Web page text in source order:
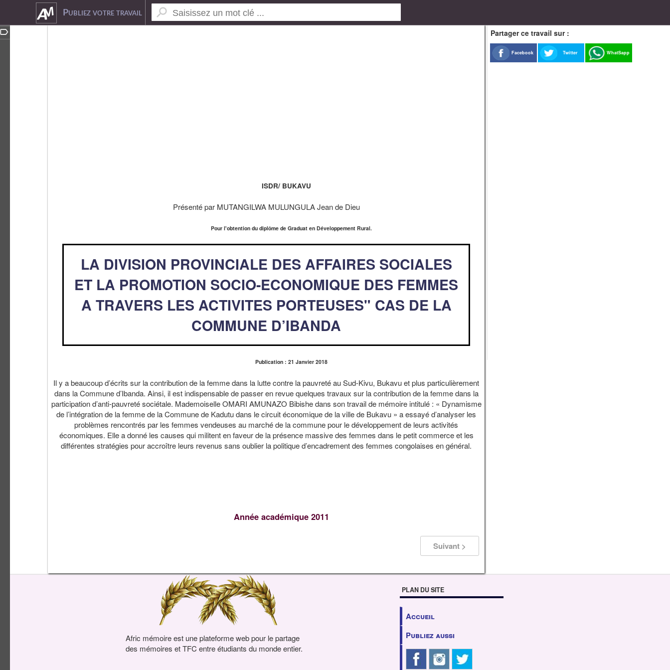
Publiez votre travail
ISDR/ BUKAVU
Présenté par MUTANGILWA MULUNGULA Jean de Dieu
Pour l'obtention du diplôme de Graduat en Développement Rural.
LA DIVISION PROVINCIALE DES AFFAIRES SOCIALES
ET LA PROMOTION SOCIO-ECONOMIQUE DES FEMMES
A TRAVERS LES ACTIVITES PORTEUSES" CAS DE LA
COMMUNE D’IBANDA
Publication : 21 Janvier 2018
Il y a beaucoup d’écrits sur la contribution de la femme dans la lutte contre la pauvreté au Sud-Kivu, Bukavu et plus particulièrement
dans la Commune d’Ibanda. Ainsi, il est indispensable de passer en revue quelques travaux sur la contribution de la femme dans la
participation d’anti-pauvreté sociétale. Mademoiselle OMARI AMUNAZO Bibishe dans son travail de mémoire intitulé : « Dynamisme
de l’intégration de la femme de la Commune de Kadutu dans le circuit économique de la ville de Bukavu » a essayé d’analyser les
problèmes rencontrés par les femmes vendeuses au marché de la commune pour le développement de leurs activités
économiques. Elle a donné les causes qui militent en faveur de la présence massive des femmes dans le petit commerce et les
différentes stratégies pour accroître leurs revenus sans oublier la politique d’encadrement des femmes congolaises en général.
Année académique 2011
Suivant >
Partager ce travail sur :
Facebook Twitter WhatSapp
Afric mémoire est une plateforme web pour le partage
des mémoires et TFC entre étudiants du monde entier.
PLAN DU SITE
Accueil
Publiez aussi